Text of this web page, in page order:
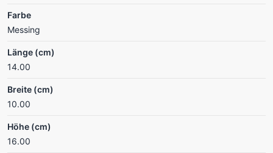
Farbe
Messing
Länge (cm)
14.00
Breite (cm)
10.00
Höhe (cm)
16.00